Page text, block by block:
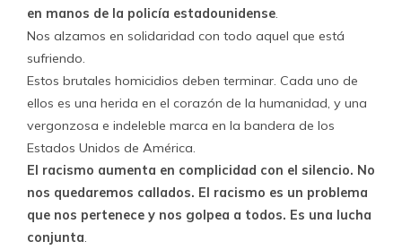
en manos de la policía estadounidense.
Nos alzamos en solidaridad con todo aquel que está
sufriendo.
Estos brutales homicidios deben terminar. Cada uno de
ellos es una herida en el corazón de la humanidad, y una
vergonzosa e indeleble marca en la bandera de los
Estados Unidos de América.
El racismo aumenta en complicidad con el silencio. No
nos quedaremos callados. El racismo es un problema
que nos pertenece y nos golpea a todos. Es una lucha
conjunta.